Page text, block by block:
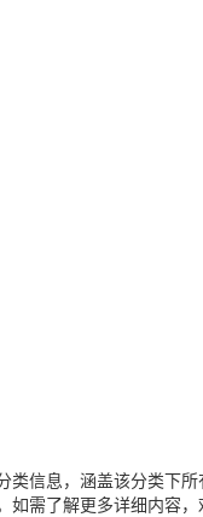
类信息，涵盖该分类下
需了解更多详细内容，